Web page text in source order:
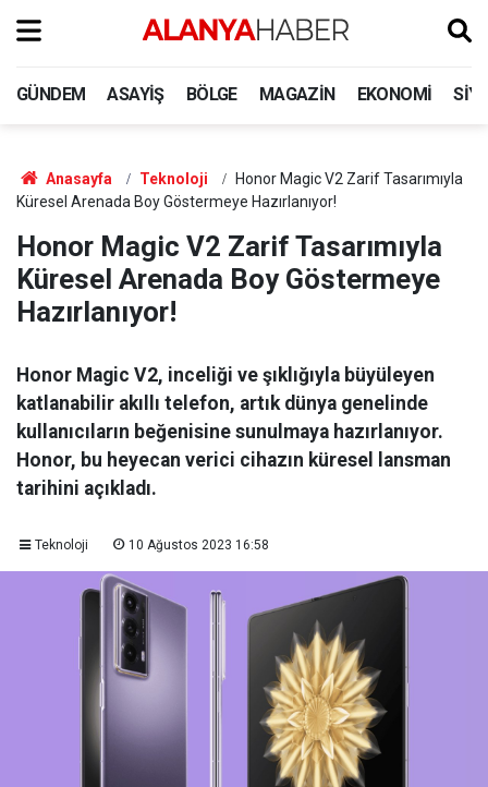
GÜNDEM ASAYIŞ BÖLGE MAGAZIN EKONOMI
Anasayfa Teknoloji
Honor Magic V2 Zarif Tasarımıyla
Küresel Arenada Boy Göstermeye Hazırlanıyor!
Honor Magic V2 Zarif Tasarımıyla
Küresel Arenada Boy Göstermeye
Hazırlanıyor!
Honor Magic V2, inceliği ve şıklığıyla büyüleyen
katlanabilir akıllı telefon, artık dünya genelinde
kullanıcıların beğenisine sunulmaya hazırlanıyor.
Honor, bu heyecan verici cihazın küresel lansman
tarihini açıkladı.
Teknoloji 10 Ağustos 2023 16:58